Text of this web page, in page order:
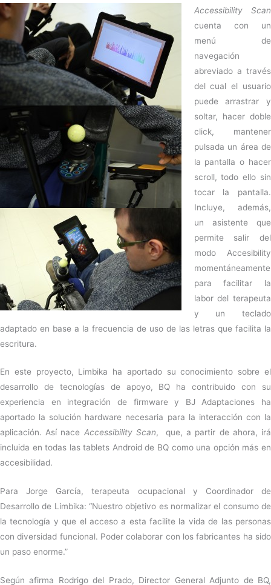
Accessibility Scan
cuenta con un
menú de
navegación
abreviado a través
del cual el usuario
puede arrastrar y
soltar, hacer doble
click, mantener
pulsada un área de
la pantalla o hacer
scroll, todo ello sin
tocar la pantalla.
Incluye, además,
un asistente que
permite salir del
modo Accesibility
momentáneamente
para facilitar la
labor del terapeuta
y un teclado
adaptado en base a la frecuencia de uso de las letras que facilita la
escritura.
En este proyecto, Limbika ha aportado su conocimiento sobre el
desarrollo de tecnologías de apoyo, BQ ha contribuido con su
experiencia en integración de firmware y BJ Adaptaciones ha
aportado la solución hardware necesaria para la interacción con la
aplicación. Así nace Accessibility Scan, que, a partir de ahora, irá
incluida en todas las tablets Android de BQ como una opción más en
accesibilidad.
Para Jorge García, terapeuta ocupacional y Coordinador de
Desarrollo de Limbika: “Nuestro objetivo es normalizar el consumo de
la tecnología y que el acceso a esta facilite la vida de las personas
con diversidad funcional. Poder colaborar con los fabricantes ha sido
un paso enorme.”
Según afirma Rodrigo del Prado, Director General Adjunto de BQ,